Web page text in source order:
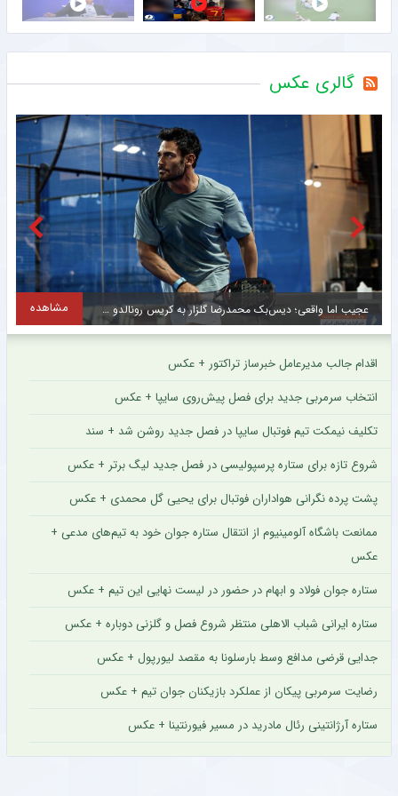
گالری عکس
عجیب اما واقعی؛ دیس‌بک محمدرضا گلزار به کریس رونالدو + عکس مشاهده
اقدام جالب مدیرعامل خبرساز تراکتور + عکس
انتخاب سرمربی جدید برای فصل پیش‌روی سایپا + عکس
تکلیف نیمکت تیم فوتبال سایپا در فصل جدید روشن شد + سند
شروع تازه برای ستاره پرسپولیسی در فصل جدید لیگ برتر + عکس
پشت پرده نگرانی هواداران فوتبال برای یحیی گل محمدی + عکس
ممانعت باشگاه آلومینیوم از انتقال ستاره جوان خود به تیم‌های مدعی +
عکس
ستاره جوان فولاد و ابهام در حضور در لیست نهایی این تیم + عکس
ستاره ایرانی شباب الاهلی منتظر شروع فصل و گلزنی دوباره + عکس
جدایی قرضی مدافع وسط بارسلونا به مقصد لیورپول + عکس
رضایت سرمربی پیکان از عملکرد بازیکنان جوان تیم + عکس
ستاره آرژانتینی رئال مادرید در مسیر فیورنتینا + عکس